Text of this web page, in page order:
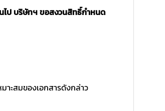
ไป บริษัทฯ ขอสงวนสิทธิ์กำหนด
ะสมของเอกสารดังกล่าว